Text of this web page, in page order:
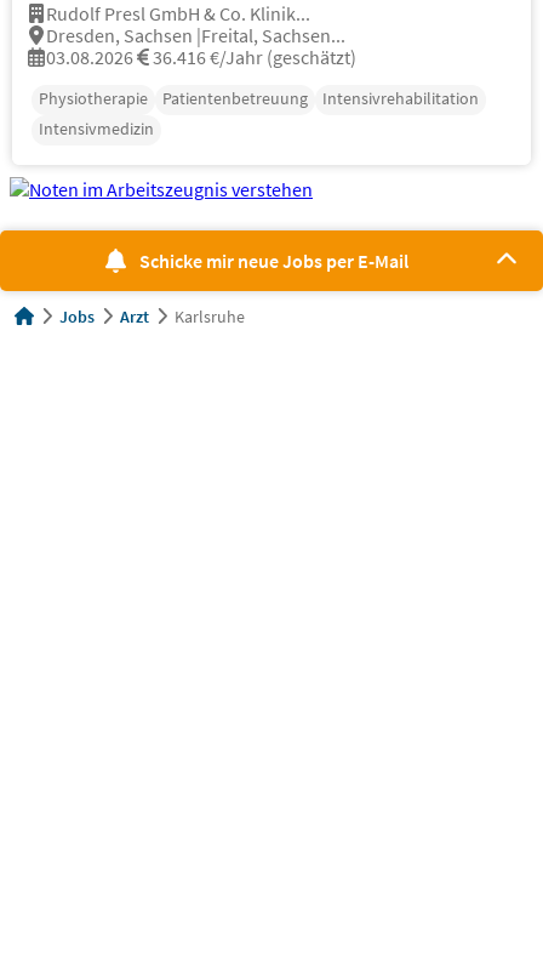
Rudolf Presl GmbH & Co. Klinik...
Dresden, Sachsen |Freital, Sachsen...
03.08.2026
36.416 €/Jahr (geschätzt)
Physiotherapie Patientenbetreuung
Intensivrehabilitation
Intensivmedizin
Schicke mir neue Jobs per E-Mail
Jobs Arzt Karlsruhe